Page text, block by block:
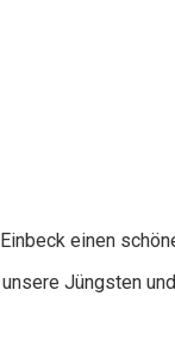
einen
Jüngsten